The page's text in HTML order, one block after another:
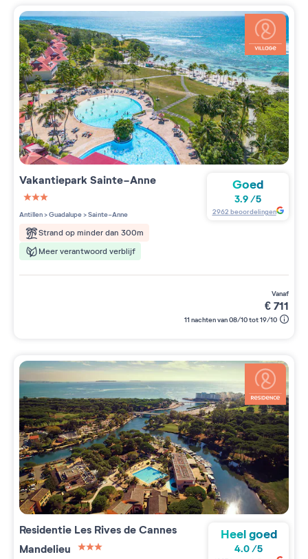
VakantieparkSainte-Anne
3 étoiles sur 5
Antillen>Guadalupe>Sainte-Anne
Strand op minder dan 300m
Meer verantwoord verblijf
Goed
3.9/5
2962 beoordelingen
vanaf
€711
11 nachten van 08/10 tot 19/10
Residentie Les Rives de Cannes
Mandelieu
Heel goed
4.0/5